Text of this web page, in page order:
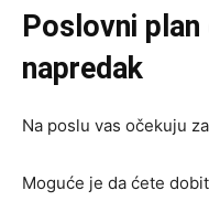
Poslovni
napredak
Na poslu vas očekuju
Moguće je da ćete